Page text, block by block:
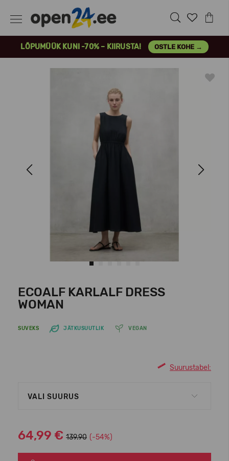
LÕPUMÜÜK KUNI -70% – KIIRUSTA! OSTLE KOHE →
Next
ECOALF KARLALF DRESS
WOMAN
SUVEKS JÄTKUSUUTLIK VEGAN
Suurustabel:
VALI SUURUS
64,99 € 139.90 (-54%)